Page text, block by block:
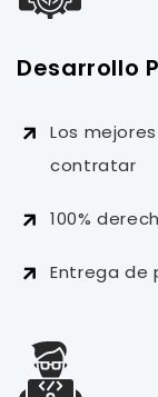
Desarrollo
Los
contratar
100%
Entrega de